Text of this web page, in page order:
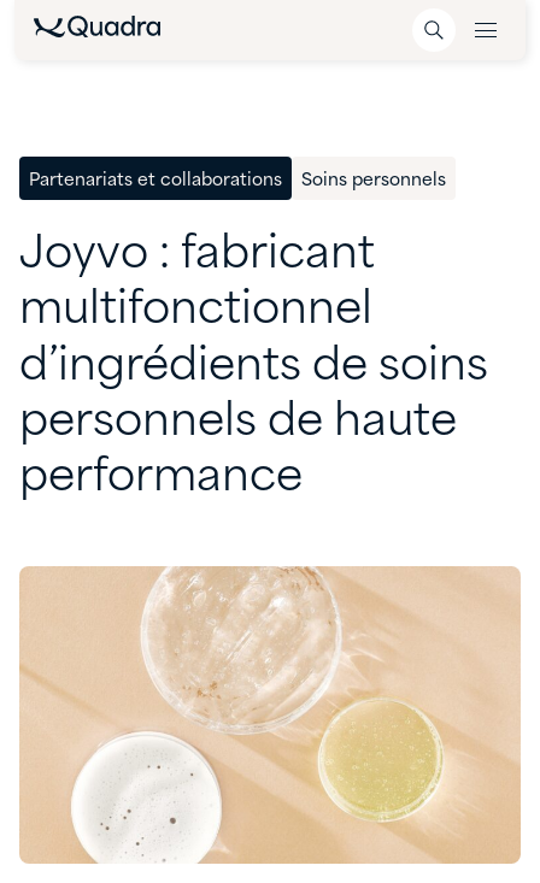
Partenariats et collaborations Soins personnels
Joyvo : fabricant
multifonctionnel
d’ingrédients de soins
personnels de haute
performance